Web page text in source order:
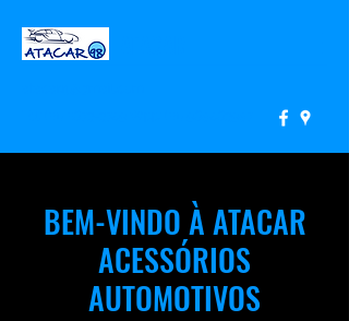
BEM-VINDO À ATACAR
ACESSÓRIOS
AUTOMOTIVOS